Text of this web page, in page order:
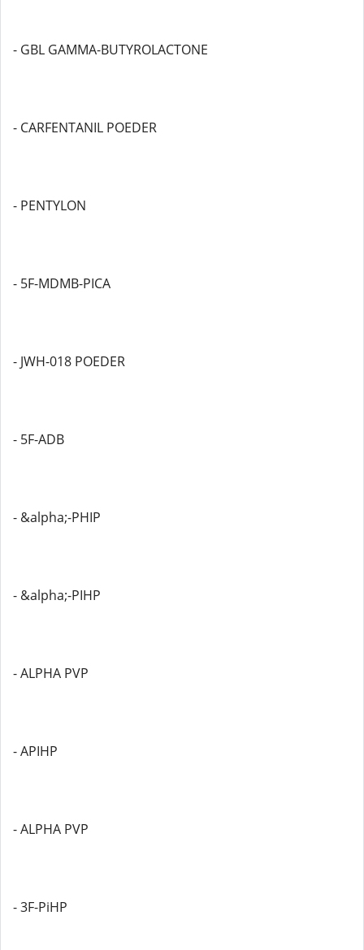
- GBL GAMMA-BUTYROLACTONE
- CARFENTANIL POEDER
- PENTYLON
- 5F-MDMB-PICA
- JWH-018 POEDER
- 5F-ADB
- &alpha;-PHIP
- &alpha;-PIHP
- ALPHA PVP
- APIHP
- ALPHA PVP
- 3F-PiHP